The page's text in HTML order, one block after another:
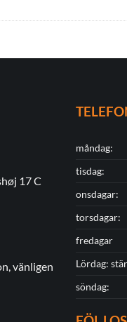
17 C
vänligen
måndag:
tisdag:
onsdagar:
torsdagar:
fredagar
Lördag:
söndag: